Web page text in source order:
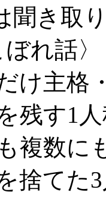
き取り
話〉
主格
す1人
数に
てた3